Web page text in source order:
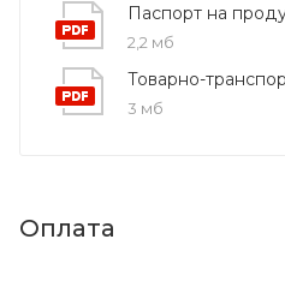
Паспорт на
2,2 мб
Товарно-
3 мб
Оплата